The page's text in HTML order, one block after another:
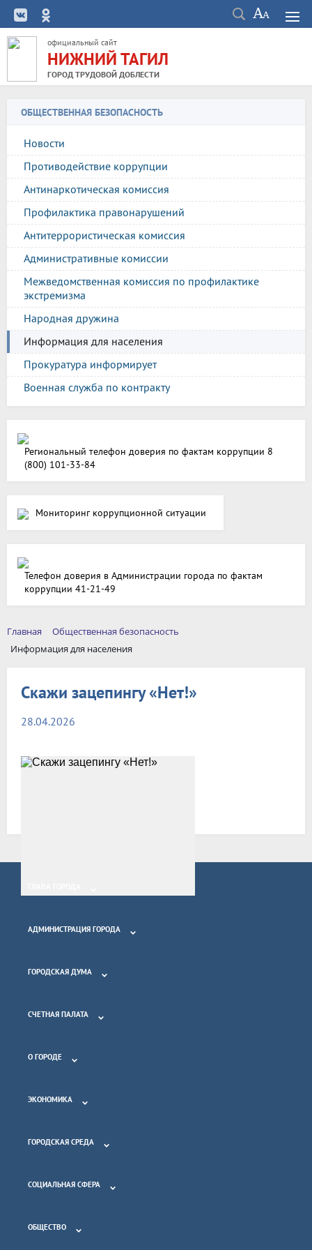
официальный сайт
НИЖНИЙ ТАГИЛ
ГОРОД ТРУДОВОЙ ДОБЛЕСТИ
ОБЩЕСТВЕННАЯ БЕЗОПАСНОСТЬ
Новости
Противодействие коррупции
Антинаркотическая комиссия
Профилактика правонарушений
Антитеррористическая комиссия
Административные комиссии
Межведомственная комиссия по профилактике
экстремизма
Народная дружина
Информация для населения
Прокуратура информирует
Военная служба по контракту
Региональный телефон доверия по фактам коррупции 8
(800) 101-33-84
Мониторинг коррупционной ситуации
Телефон доверия в Администрации города по фактам
коррупции 41-21-49
Главная
Общественная безопасность
Информация для населения
Скажи зацепингу «Нет!»
28.04.2026
АДМИНИСТРАЦИЯ ГОРОДА
ГОРОДСКАЯ ДУМА
СЧЕТНАЯ ПАЛАТА
О ГОРОДЕ
ЭКОНОМИКА
ГОРОДСКАЯ СРЕДА
СОЦИАЛЬНАЯ СФЕРА
ОБЩЕСТВО